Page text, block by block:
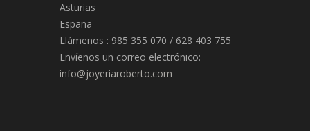
Asturias
España
Llámenos : 985 355 070 / 628 403 755
Envíenos un correo electrónico:
info@joyeriaroberto.com